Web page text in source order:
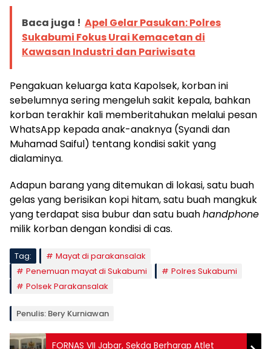
Baca juga ! Apel Gelar Pasukan: Polres
Sukabumi Fokus Urai Kemacetan di
Kawasan Industri dan Pariwisata
Pengakuan keluarga kata Kapolsek, korban ini
sebelumnya sering mengeluh sakit kepala, bahkan
korban terakhir kali memberitahukan melalui pesan
WhatsApp kepada anak-anaknya (Syandi dan
Muhamad Saiful) tentang kondisi sakit yang
dialaminya.
Adapun barang yang ditemukan di lokasi, satu buah
gelas yang berisikan kopi hitam, satu buah mangkuk
yang terdapat sisa bubur dan satu buahhandphone
milik korban dengan kondisi di cas.
Tag:
Mayat di parakansalak
Penemuan mayat di Sukabumi
Polres Sukabumi
Polsek Parakansalak
Penulis: Bery Kurniawan
FORNAS VII Jabar, Sekda Berharap Atlet